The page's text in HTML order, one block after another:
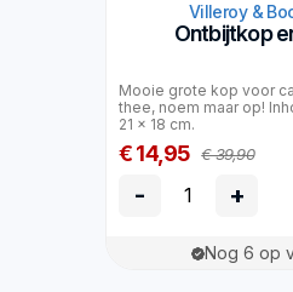
Villeroy &
Ontbijtkop
Mooie grote kop voor
thee, noem maar op!
21 x 18 cm.
€ 14,95 € 39,90
- +
Nog 6 op